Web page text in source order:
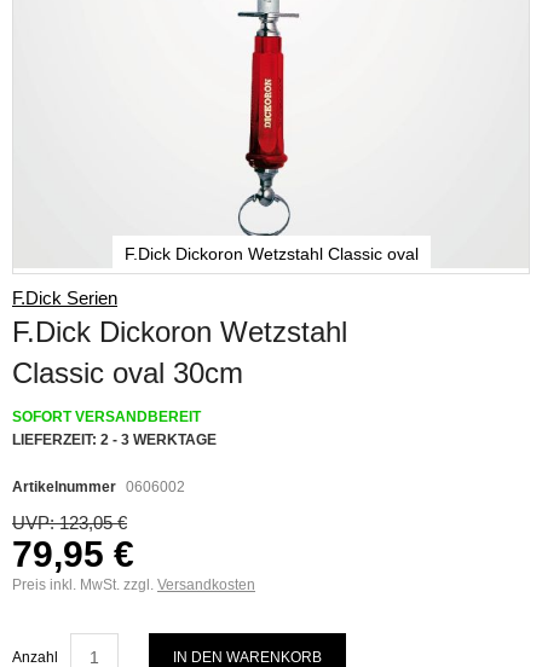
F.Dick Serien
F.Dick Dickoron Wetzstahl
Classic oval 30cm
SOFORT VERSANDBEREIT
LIEFERZEIT: 2 - 3 WERKTAGE
Artikelnummer 0606002
UVP: 123,05 €
79,95 €
Preis inkl. MwSt. zzgl. Versandkosten
Anzahl IN DEN WARENKORB
F.Dick Dickoron Wetzstahl Classic oval
to
the
of
images
gallery